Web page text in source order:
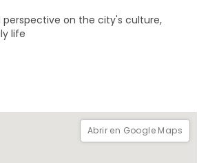
on the city's culture,
life
Abrir en Google Maps